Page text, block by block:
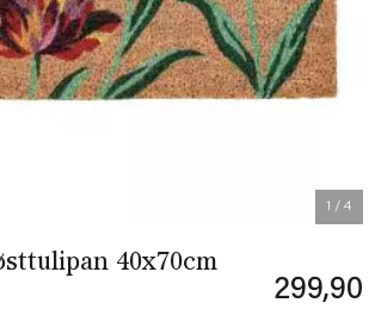
1 / 4
Next
40x70cm
299,90